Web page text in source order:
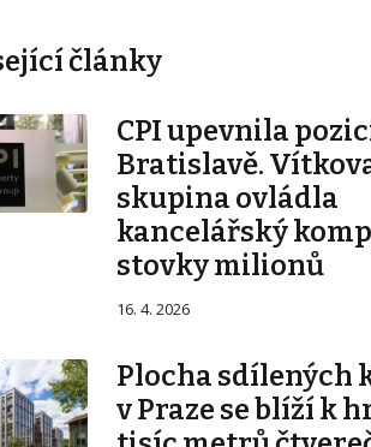
články
CPI upevnila
Bratislavě.
skupina ovládla
kancelářský
stovky milionů
16. 4. 2026
Plocha sdílených
v Praze se blíží k